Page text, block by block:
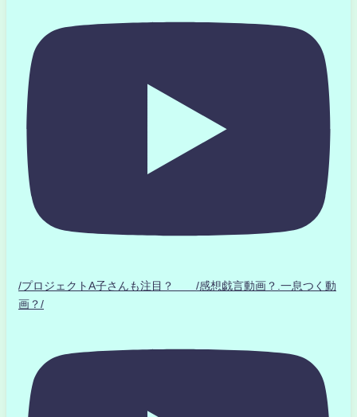
/プロジェクトA子さんも注目？ /感想戯言動画？.一息つく動
画？/